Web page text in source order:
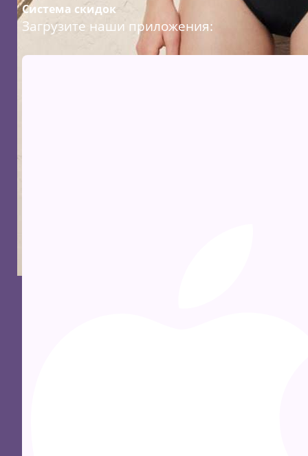
Система скидок
Загрузите наши приложения: